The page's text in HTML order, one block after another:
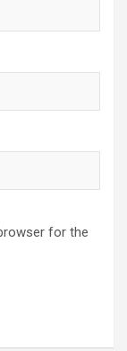
for the